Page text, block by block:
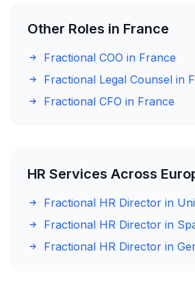
Other Roles in France
Fractional COO in France
Fractional Legal Counsel in
Fractional CFO in France
HR Services Across
Fractional HR Director in
Fractional HR Director in
Fractional HR Director in